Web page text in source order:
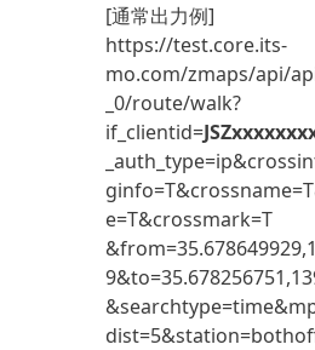
[通常出力例]
https://test.core.its-
mo.com/zmaps/api/
_0/route/walk?
if_clientid=
e=T&crossmark=T